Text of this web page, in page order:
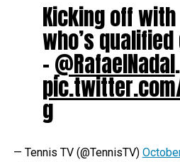
Kicking off
who’s
–@RafaelNadal
g
— Tennis TV (@TennisTV)